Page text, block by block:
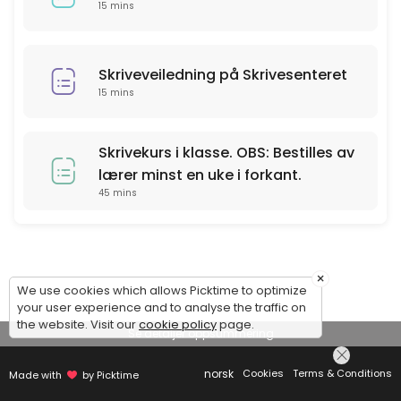
15 mins
Skriveveiledning på Skrivesenteret
15 mins
Skrivekurs i klasse. OBS: Bestilles av
lærer minst en uke i forkant.
45 mins
Se detaljer oppsummering
Made with by Picktime norsk Cookies Terms & Conditions
×
We use cookies which allows Picktime to optimize
your user experience and to analyse the traffic on
the website. Visit ourcookie policypage.